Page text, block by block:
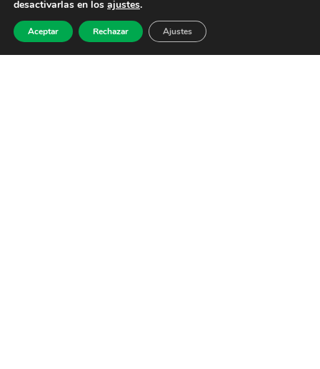
desactivarlas en los ajustes.
Aceptar Rechazar Ajustes